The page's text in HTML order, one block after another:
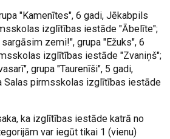
"Kamenītes", 6 gadi, Jēkabpils
izglītības iestāde "Ābelīte";
zemi!", grupa "Ežuks", 6
izglītības iestāde "Zvaniņš";
grupa "Taurenīši", 5 gadi,
Salas pirmsskolas izglītības iestāde
ka izglītības iestāde katrā no
var iegūt tikai 1 (vienu)